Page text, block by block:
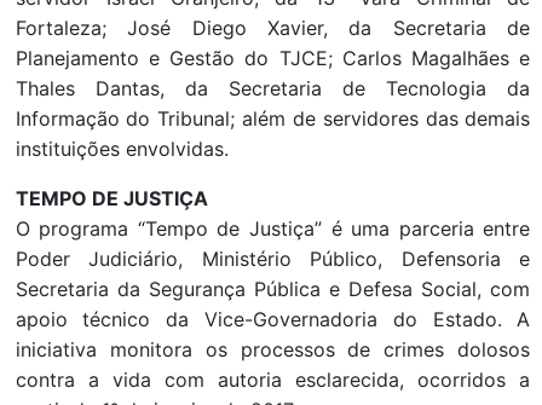
Fortaleza; José Diego Xavier, da Secretaria de
Planejamento e Gestão do TJCE; Carlos Magalhães e
Thales Dantas, da Secretaria de Tecnologia da
Informação do Tribunal; além de servidores das demais
instituições envolvidas.
TEMPO DE JUSTIÇA
O programa “Tempo de Justiça” é uma parceria entre
Poder Judiciário, Ministério Público, Defensoria e
Secretaria da Segurança Pública e Defesa Social, com
apoio técnico da Vice-Governadoria do Estado. A
iniciativa monitora os processos de crimes dolosos
contra a vida com autoria esclarecida, ocorridos a